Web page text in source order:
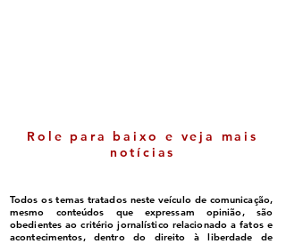
Role para baixo e veja mais
notícias
Todos os temas tratados neste veículo de comunicação,
mesmo conteúdos que expressam opinião, são
obedientes ao critério jornalístico relacionado a fatos e
acontecimentos, dentro do direito à liberdade de